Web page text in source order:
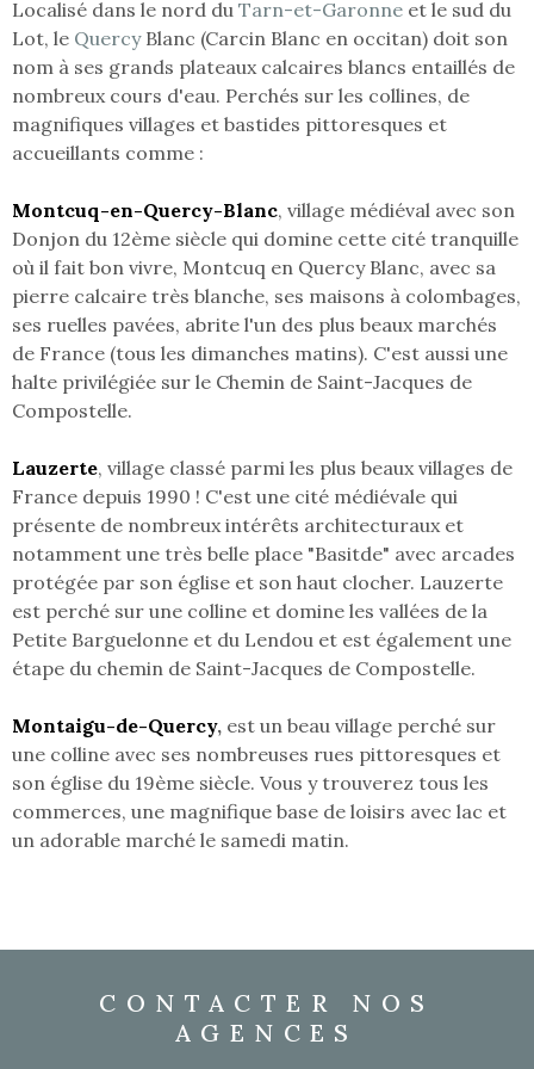
Localisé dans le nord du Tarn-et-Garonne et le sud du
Lot, le QuercyBlanc (Carcin Blanc en occitan) doit son
nom à ses grands plateaux calcaires blancs entaillés de
nombreux cours d'eau. Perchés sur les collines, de
magnifiques villages et bastides pittoresques et
accueillants comme :
Montcuq-en-Quercy-Blanc, village médiéval avec son
Donjon du 12ème siècle qui domine cette cité tranquille
où il fait bon vivre, Montcuq en Quercy Blanc, avec sa
pierre calcaire très blanche, ses maisons à colombages,
ses ruelles pavées, abrite l'un des plus beaux marchés
de France (tous les dimanches matins). C'est aussi une
halte privilégiée sur le Chemin de Saint-Jacques de
Compostelle.
Lauzerte, village classé parmi les plus beaux villages de
France depuis 1990 ! C'est une cité médiévale qui
présente de nombreux intérêts architecturaux et
notamment une très belle place "Basitde" avec arcades
protégée par son église et son haut clocher. Lauzerte
est perché sur une colline et domine les vallées de la
Petite Barguelonne et du Lendou et est également une
étape du chemin de Saint-Jacques de Compostelle.
Montaigu-de-Quercy, est un beau village perché sur
une colline avec ses nombreuses rues pittoresques et
son église du 19ème siècle. Vous y trouverez tous les
commerces, une magnifique base de loisirs avec lac et
un adorable marché le samedi matin.
CONTACTER NOS
AGENCES
RECHERCHER